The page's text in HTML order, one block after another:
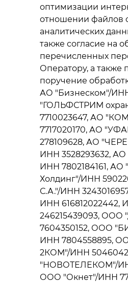
оптимизации
отношении файлов
аналитических
также согласие на
перечисленных
Оператору, а также
поручение
АО "Бизнеском"/
"ГОЛЬФСТРИМ
7710023647, АО
7717020170, АО
278109628, АО
ИНН 3528293632,
ИНН 7802184161, АО
Холдинг"/ИНН
С.А."/ИНН
ИНН 616812022442,
246215439093, ООО
7604350152, ООО
ИНН 7804558895,
2КОМ"/ИНН
"НОВОТЕЛЕКОМ"/
ООО "Окнет"/ИНН